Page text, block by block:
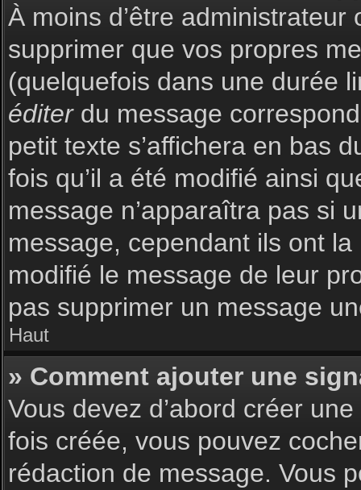
À moins d’être
supprimer que vos propres
(quelquefois dans une durée
éditerdu message
petit texte s’affichera en bas
fois qu’il a été modifié ainsi
message n’apparaîtra pas si
message, cependant ils ont
modifié le message de leur
pas supprimer un message
Haut
» Comment ajouter une
Vous devez d’abord créer
fois créée, vous pouvez
rédaction de message. Vous